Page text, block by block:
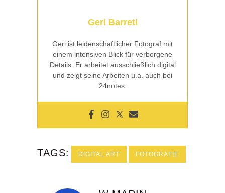
Geri Barreti
Geri ist leidenschaftlicher Fotograf mit
einem intensiven Blick für verborgene
Details. Er arbeitet ausschließlich digital
und zeigt seine Arbeiten u.a. auch bei
24notes.
TAGS: DIGITAL ART FOTOGRAFIE